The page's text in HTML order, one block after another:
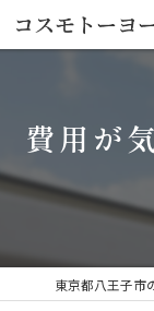
費用が